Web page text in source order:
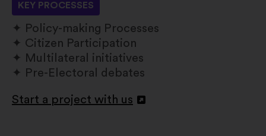
KEY PROCESSES
Policy-making Processes
Citizen Participation
Multilateral initiatives
Pre-Electoral debates
Start a project with us
Atvērt